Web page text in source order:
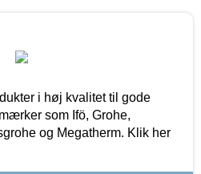
i høj kvalitet til gode
som Ifö, Grohe,
og Megatherm. Klik her